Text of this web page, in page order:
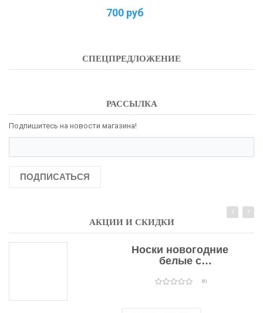
700 руб
СПЕЦПРЕДЛОЖЕНИЕ
РАССЫЛКА
Подпишитесь на новости магазина!
ПОДПИСАТЬСЯ
АКЦИИ И СКИДКИ
Носки новогодние
белые с
оленями(0)